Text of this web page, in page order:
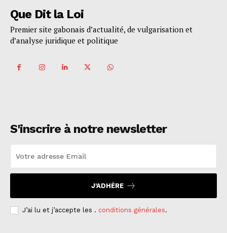
Que Dit la Loi
Premier site gabonais d’actualité, de vulgarisation et
d’analyse juridique et politique
S'inscrire à notre newsletter
J'ADHÈRE
J’ai lu et j’accepte les . conditions générales.